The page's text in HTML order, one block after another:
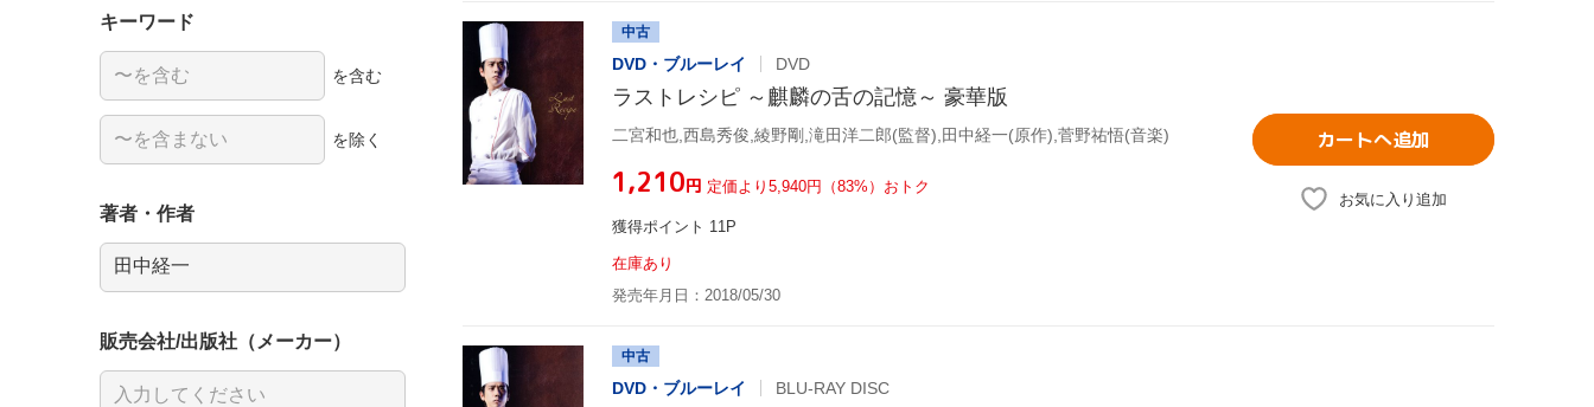
中古
DVD・ブルーレイ DVD
ラストレシピ ～麒麟の舌の記憶～ 豪華版
二宮和也,西島秀俊,綾野剛,滝田洋二郎(監督),田中経一(原作),菅野祐悟(音楽)
¥1,210円 定価より5,940円（83%）おトク
獲得ポイント 11P
在庫あり
発売年月日：2018/05/30
カートへ追加
お気に入り追加
中古
DVD・ブルーレイ BLU-RAY DISC
キーワード
を含む
を除く
著者・作者
販売会社/出版社（メーカー）